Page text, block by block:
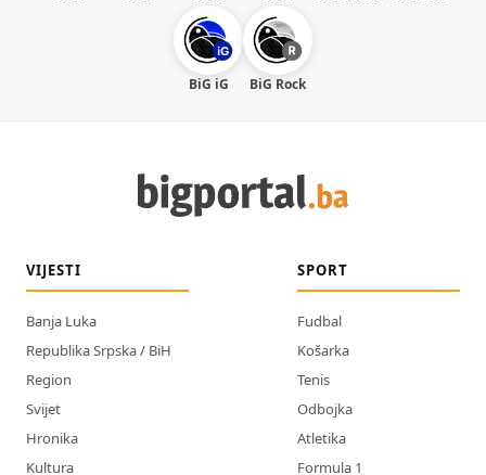
BiG iG BiG Rock
VIJESTI
Banja Luka
Republika Srpska / BiH
Region
Svijet
Hronika
Kultura
SPORT
Fudbal
Košarka
Tenis
Odbojka
Atletika
Formula 1